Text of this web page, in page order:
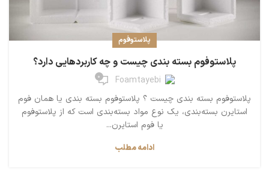
پلاستوفوم
پلاستوفوم بسته بندی چیست و چه کاربردهایی دارد؟
Foamtayebi
0
پلاستوفوم بسته بندی چیست ؟ پلاستوفوم بسته بندی یا همان فوم
استایرن بسته‌بندی، یک نوع مواد بسته‌بندی است که از پلاستوفوم
یا فوم استایرن...
ادامه مطلب